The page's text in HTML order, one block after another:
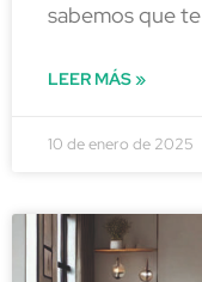
sabemos que te
LEER MÁS »
10 de enero de 2025